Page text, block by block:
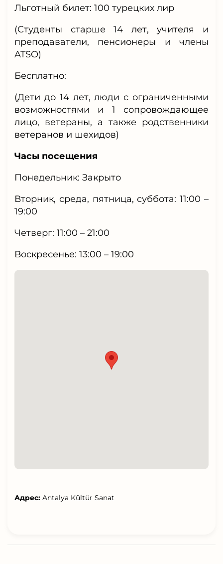
Льготный билет: 100 турецких лир
(Студенты старше 14 лет, учителя и
преподаватели, пенсионеры и члены
ATSO)
Бесплатно:
(Дети до 14 лет, люди с ограниченными
возможностями и 1 сопровождающее
лицо, ветераны, а также родственники
ветеранов и шехидов)
Часы посещения
Понедельник: Закрыто
Вторник, среда, пятница, суббота: 11:00 –
19:00
Четверг: 11:00 – 21:00
Воскресенье: 13:00 – 19:00
Адрес:Antalya Kültür Sanat